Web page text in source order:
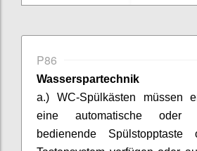
P86
Wasserspartechnik
a.)
WC-Spülkästen müssen
eine automatische oder
bedienende